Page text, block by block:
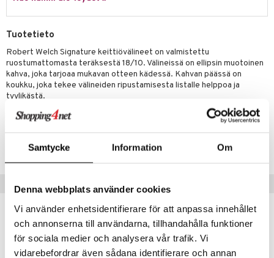
Samtycke Information Om
Denna webbplats använder cookies
Vi använder enhetsidentifierare för att anpassa innehållet
och annonserna till användarna, tillhandahålla funktioner
för sociala medier och analysera vår trafik. Vi
vidarebefordrar även sådana identifierare och annan
Tuotetieto
Robert Welch Signature keittiövälineet on valmistettu
ruostumattomasta teräksestä 18/10. Välineissä on ellipsin muotoinen
kahva, joka tarjoaa mukavan otteen kädessä. Kahvan päässä on
koukku, joka tekee välineiden ripustamisesta listalle helppoa ja
tyylikästä.
ISK3G-1-XX
Suositut tuotteet
& Korit
tekstiilit
& Tyynyliinat
& Peitot